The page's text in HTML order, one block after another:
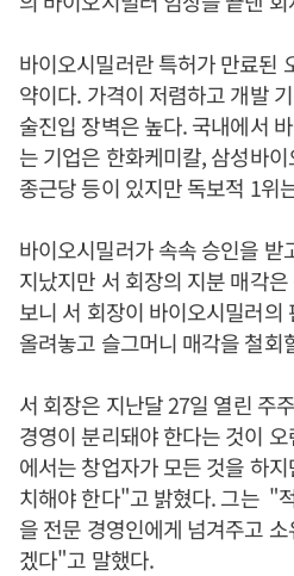
바이오시밀러란 특허가 만료된
약이다. 가격이 저렴하고 개발
술진입 장벽은 높다. 국내에서
는 기업은 한화케미칼, 삼성바
종근당 등이 있지만 독보적 1위
바이오시밀러가 속속 승인을 받
지났지만 서 회장의 지분 매각
보니 서 회장이 바이오시밀러의
올려놓고 슬그머니 매각을 철회
서 회장은 지난달 27일 열린 주
경영이 분리돼야 한다는 것이
에서는 창업자가 모든 것을 하
치해야 한다"고 밝혔다. 그는 "
을 전문 경영인에게 넘겨주고
겠다"고 말했다.